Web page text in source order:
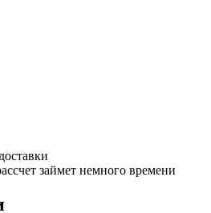
займет немного времени